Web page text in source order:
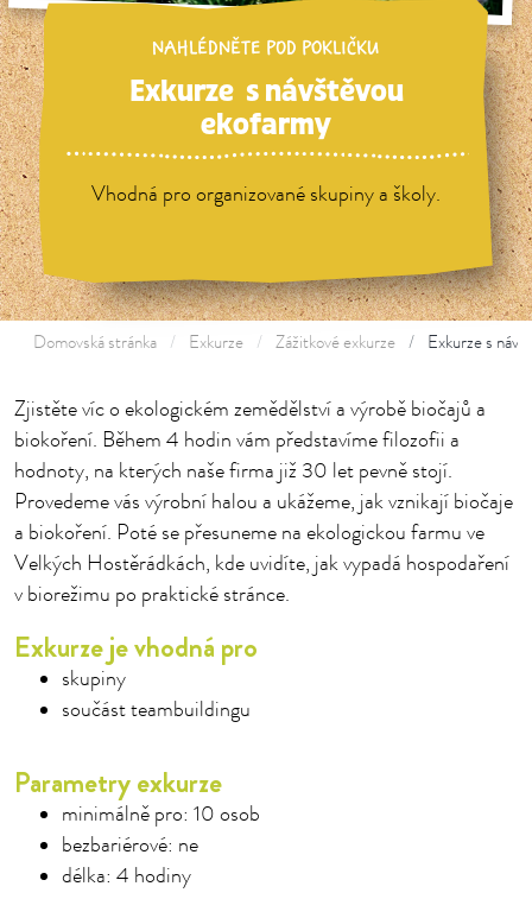
NAHLÉDNĚTE POD POKLIČKU
Exkurze s návštěvou
ekofarmy
Vhodná pro organizované skupiny a školy.
Domovská stránka Exkurze Zážitkové exkurze Exkurze s
Zjistěte víc o ekologickém zemědělství a výrobě biočajů a
biokoření. Během 4 hodin vám představíme filozofii a
hodnoty, na kterých naše firma již 30 let pevně stojí.
Provedeme vás výrobní halou a ukážeme, jak vznikají biočaje
a biokoření. Poté se přesuneme na ekologickou farmu ve
Velkých Hostěrádkách, kde uvidíte, jak vypadá hospodaření
v biorežimu po praktické stránce.
Exkurze je vhodná pro
skupiny
součást teambuildingu
Parametry exkurze
minimálně pro: 10 osob
bezbariérové: ne
délka: 4 hodiny